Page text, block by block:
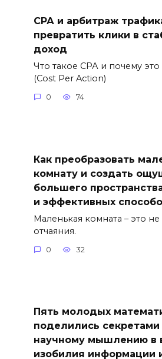
СРА и арбитраж
превратить клики в
доход
Что такое СРА и почему
(Cost Per Action)
0 74
Как преобразовать
комнату и создать
большего
и эффективных
Маленькая комната – это
отчаяния.
0 32
Пять молодых
поделились секретами
научному мышлению в
изобилия информации